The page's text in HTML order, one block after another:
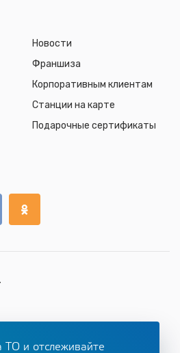
Новости
Франшиза
Корпоративным клиентам
Станции на карте
Подарочные сертификаты
ТО и отслеживайте